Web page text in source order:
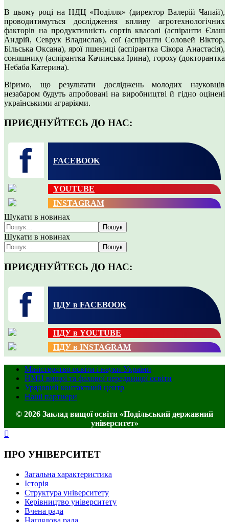
В цьому році на НДЦ «Поділля» (директор Валерій Чапай),
проводитимуться дослідження впливу агротехнологічних
факторів на продуктивність сортів квасолі (аспіранти Єлаш
Андрій, Севрук Владислав), сої (аспіранти Соловей Віктор,
Більська Оксана), ярої пшениці (аспірантка Сікора Анастасія),
соняшнику (аспірантка Качинська Ірина), гороху (докторантка
Небаба Катерина).
Віримо, що результати досліджень молодих науковців
незабаром будуть апробовані на виробництві й гідно оцінені
українськими аграріями.
ПРИЄДНУЙТЕСЬ ДО НАС:
FACEBOOK
YOUTUBE
INSTAGRAM
Шукати в новинах
Пошук
Шукати в новинах
Пошук
ПРИЄДНУЙТЕСЬ ДО НАС:
ПДУ в FACEBOOK
ПДУ в YOUTUBE
ПДУ в INSTAGRAM
Міністерство освіти і науки України
НМЦ вищої та фахової передвищої освіти
Урядовий контактний центр
Наші партнери
© 2026 Заклад вищої освіти «Подільський державний
університет»
ПРО УНІВЕРСИТЕТ
Загальна характеристика
Історія
Структура університету
Керівництво університету
Вчена рада
Наглядова рада